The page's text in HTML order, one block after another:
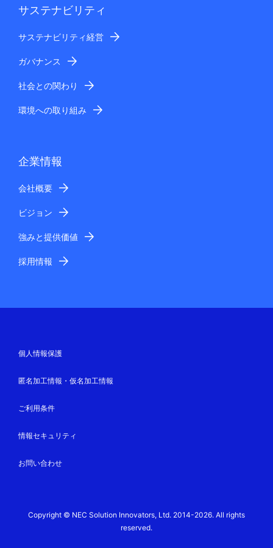
サステナビリティ
サステナビリティ経営
ガバナンス
社会との関わり
環境への取り組み
企業情報
会社概要
ビジョン
強みと提供価値
採用情報
個人情報保護
匿名加工情報・仮名加工情報
ご利用条件
情報セキュリティ
お問い合わせ
Copyright © NEC Solution Innovators, Ltd. 2014-2026. All rights
reserved.